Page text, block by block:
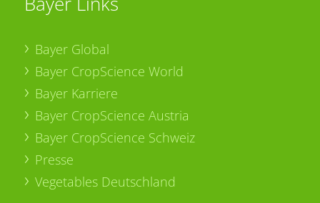
Bayer Global
Bayer CropScience World
Bayer Karriere
Bayer CropScience Austria
Bayer CropScience Schweiz
Presse
Vegetables Deutschland